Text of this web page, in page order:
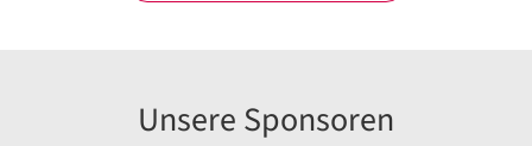
Unsere Sponsoren